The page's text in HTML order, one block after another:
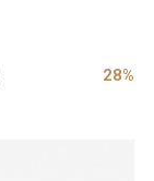
28%